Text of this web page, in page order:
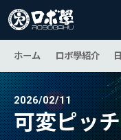
ホーム ロボ學紹介
2026/02/11
可変ピッ